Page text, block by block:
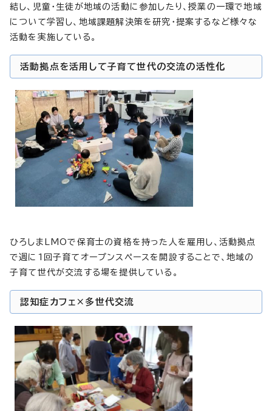
結し、児童・生徒が地域の活動に参加したり、授業の一環で地域
について学習し、地域課題解決策を研究・提案するなど様々な
活動を実施している。
活動拠点を活用して子育て世代の交流の活性化
ひろしまLMOで保育士の資格を持った人を雇用し、活動拠点
で週に1回子育てオープンスペースを開設することで、地域の
子育て世代が交流する場を提供している。
認知症カフェ×多世代交流